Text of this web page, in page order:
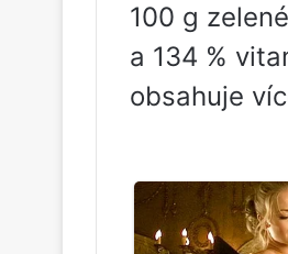
100 g
a 134 %
obsahuje